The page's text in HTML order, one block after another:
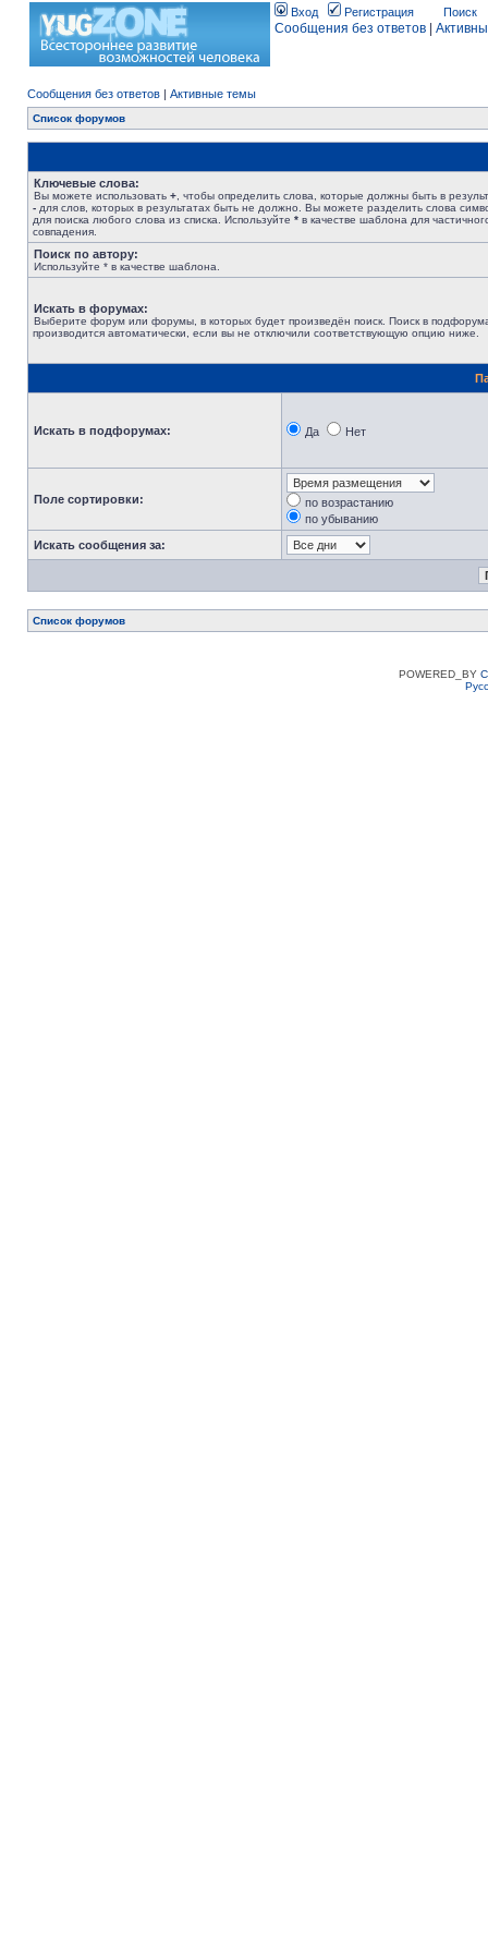
Вход Регистрация Поиск
Сообщения без ответов
Сообщения без ответов | Активные темы
Список форумов
Ключевые слова:
Вы можете использовать + , чтобы определить слова, которые должны быть в
- для слов, которых в результатах быть не должно. Вы можете разделить слова
для поиска любого слова из списка. Используйте * в качестве шаблона для
совпадения.
Поиск по автору:
Используйте * в качестве шаблона.
Искать в форумах:
Выберите форум или форумы, в которых будет произведён поиск. Поиск в
производится автоматически, если вы не отключили соответствующую опцию ниже.
Искать в подфорумах: Да Нет
Поле сортировки:
по возрастанию
по убыванию
Искать сообщения за:
Список форумов
POWERED_BY